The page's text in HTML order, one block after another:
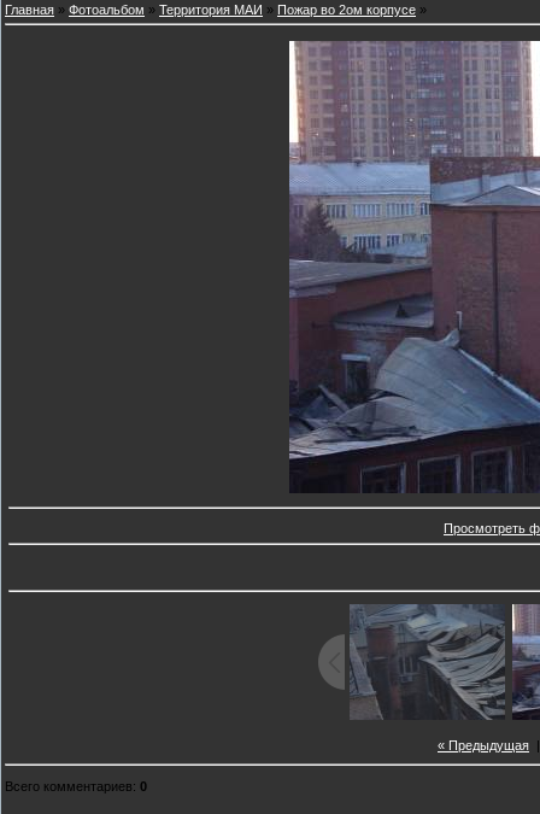
Главная » Фотоальбом » Территория МАИ » Пожар во 2ом корпусе »
Просмотреть
« Предыдущая
Всего комментариев: 0